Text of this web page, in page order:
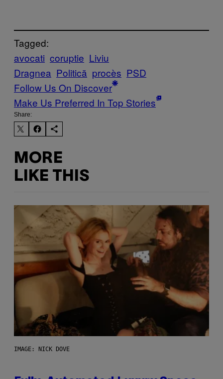
Tagged:
avocati coruptie Liviu
Dragnea Politică procès PSD
Follow Us On Discover
Make Us Preferred In Top Stories
Share:
MORE
LIKE THIS
IMAGE: NICK DOVE